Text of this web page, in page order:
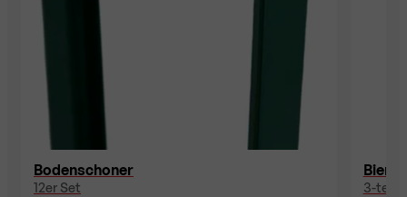
Bodenschoner
12er Set 3-teilig